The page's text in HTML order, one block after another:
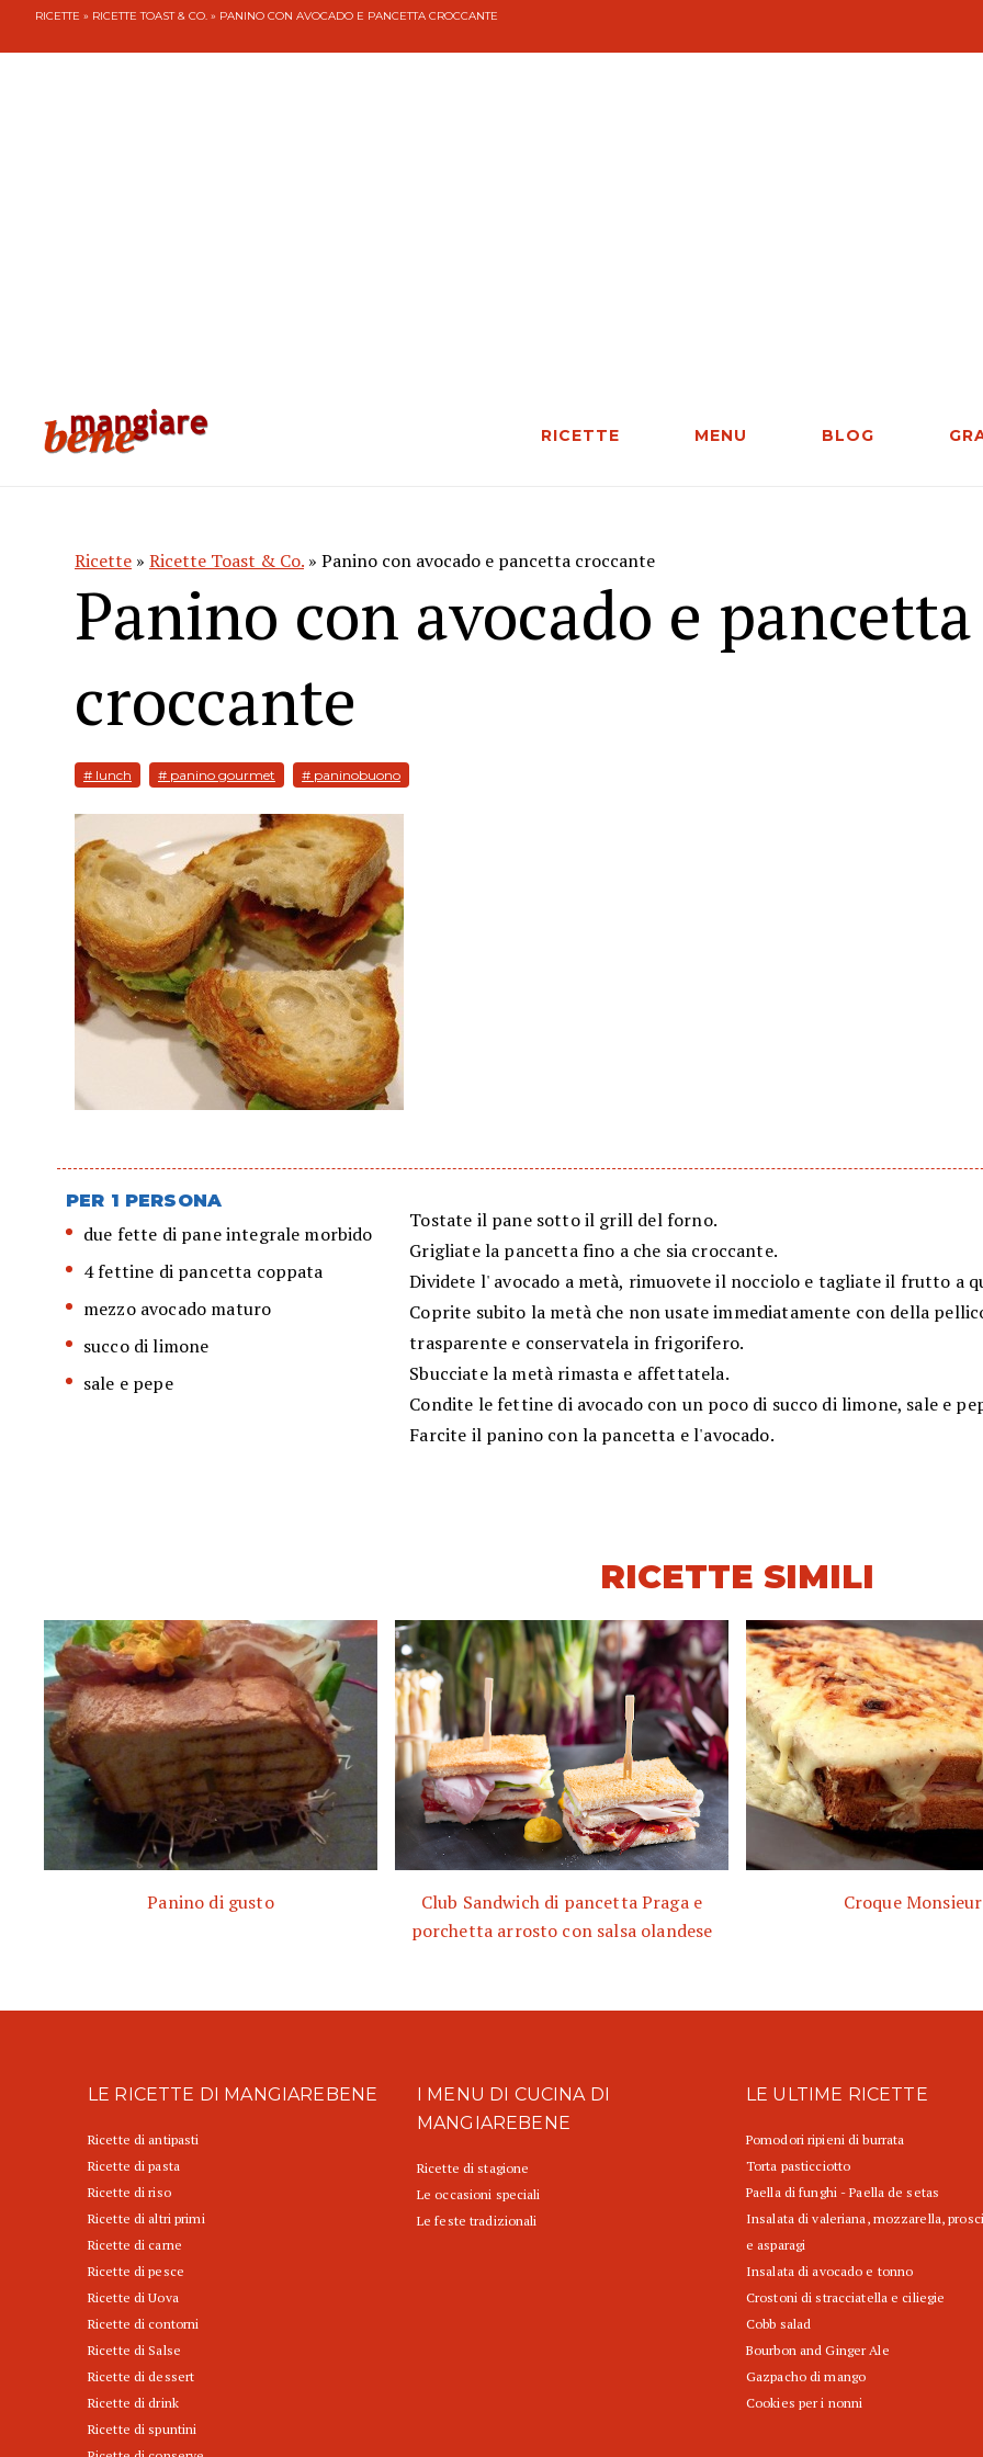
RICETTE » RICETTE TOAST & CO. » PANINO CON AVOCADO E PANCETTA CROCCANTE
RICETTE MENU BLOG
Ricette » Ricette Toast & Co. » Panino con avocado e pancetta croccante
Panino con avocado e pancetta
croccante
# lunch # panino gourmet # paninobuono
PER 1 PERSONA
due fette di pane integrale morbido
4 fettine di pancetta coppata
mezzo avocado maturo
succo di limone
sale e pepe
Tostate il pane sotto il grill del forno.
Grigliate la pancetta fino a che sia croccante.
Dividete l' avocado a metà, rimuovete il nocciolo e tagliate il frutto a
Coprite subito la metà che non usate immediatamente con della
trasparente e conservatela in frigorifero.
Sbucciate la metà rimasta e affettatela.
Condite le fettine di avocado con un poco di succo di limone, sale e
Farcite il panino con la pancetta e l'avocado.
RICETTE SIMILI
Panino di gusto
Club Sandwich di pancetta Praga e
porchetta arrosto con salsa olandese
Croque Monsieur
LE RICETTE DI MANGIAREBENE
Ricette di antipasti
Ricette di pasta
Ricette di riso
Ricette di altri primi
Ricette di carne
Ricette di pesce
Ricette di Uova
Ricette di contorni
Ricette di Salse
Ricette di dessert
Ricette di drink
Ricette di spuntini
I MENU DI CUCINA DI
MANGIAREBENE
Ricette di stagione
Le occasioni speciali
Le feste tradizionali
LE ULTIME RICETTE
Pomodori ripieni di burrata
Torta pasticciotto
Paella di funghi - Paella de setas
Insalata di valeriana, mozzarella,
e asparagi
Insalata di avocado e tonno
Crostoni di stracciatella e ciliegie
Cobb salad
Bourbon and Ginger Ale
Gazpacho di mango
Cookies per i nonni